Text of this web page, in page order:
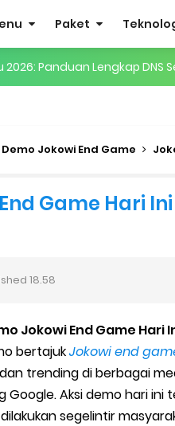
Paket
Cara Kerja, Manfaat,
Grabcar Terbaru
Diterima
Sendiri dan Orang
Driver
Demo Jokowi End Game
Game Hari
18.58
Jokowi End Game Hari
bertajukJokowi end
trending di berbagai
Aksi demo hari ini
segelintir